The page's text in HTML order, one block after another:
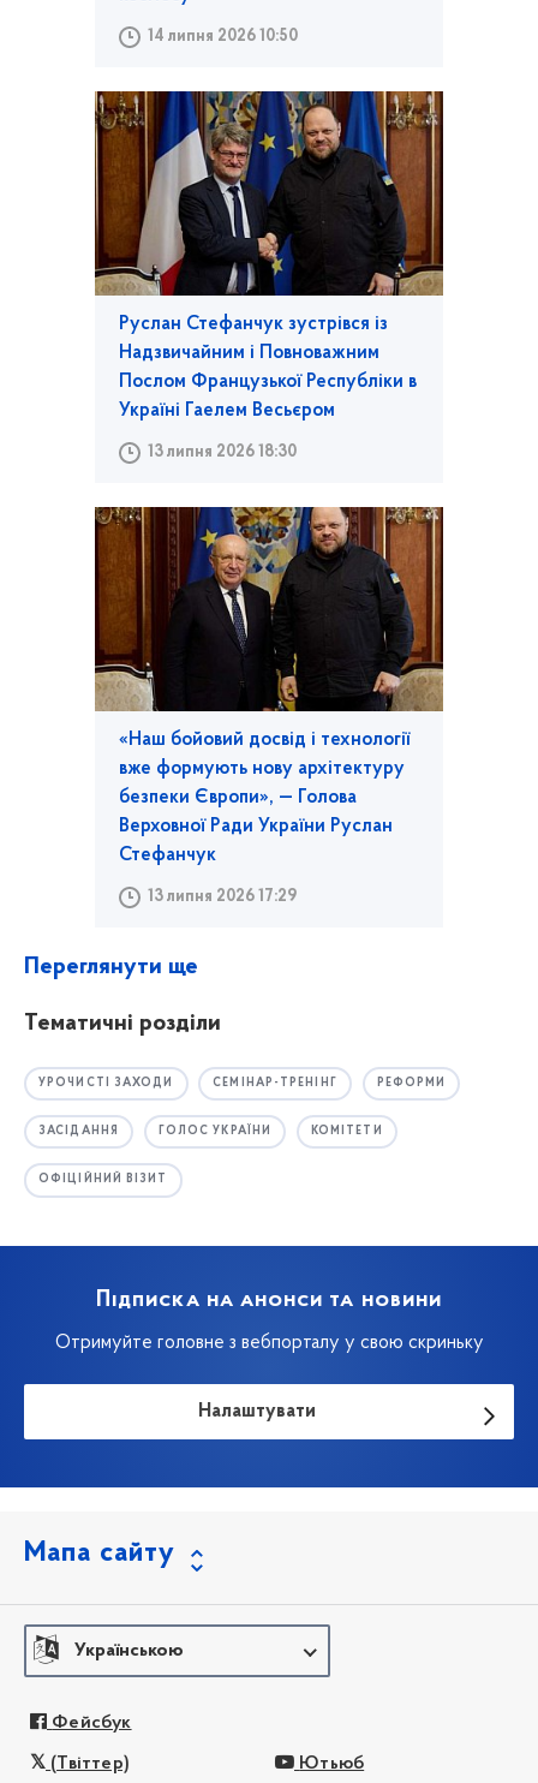
14 липня 2026 10:50
Руслан Стефанчук зустрівся із
Надзвичайним і Повноважним
Послом Французької Республіки в
Україні Гаелем Весьєром
13 липня 2026 18:30
«Наш бойовий досвід і технології
вже формують нову архітектуру
безпеки Європи», — Голова
Верховної Ради України Руслан
Стефанчук
13 липня 2026 17:29
Переглянути ще
Тематичні розділи
УРОЧИСТІ ЗАХОДИ СЕМІНАР-ТРЕНІНГ РЕФОРМИ
ЗАСІДАННЯ ГОЛОС УКРАЇНИ КОМІТЕТИ
ОФІЦІЙНИЙ ВІЗИТ
Підписка на анонси та новини
Отримуйте головне з вебпорталу у свою скриньку
Налаштувати
Мапа сайту
Українською
Фейсбук
(Твіттер) Ютьюб